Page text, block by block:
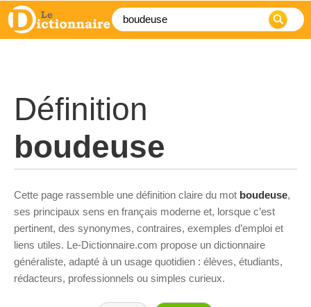
Définition
boudeuse
Cette page rassemble une définition claire du mot boudeuse,
ses principaux sens en français moderne et, lorsque c’est
pertinent, des synonymes, contraires, exemples d’emploi et
liens utiles. Le-Dictionnaire.com propose un dictionnaire
généraliste, adapté à un usage quotidien : élèves, étudiants,
rédacteurs, professionnels ou simples curieux.